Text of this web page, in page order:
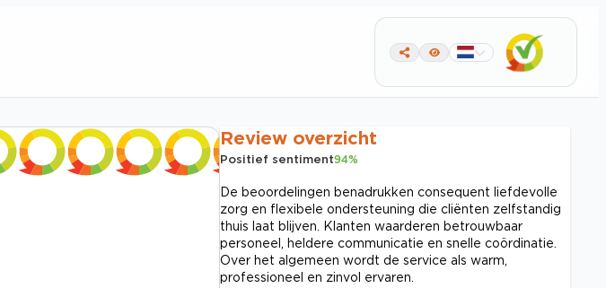
Review overzicht
Positief sentiment94%
De beoordelingen benadrukken consequent liefdevolle
zorg en flexibele ondersteuning die cliënten zelfstandig
thuis laat blijven. Klanten waarderen betrouwbaar
personeel, heldere communicatie en snelle coördinatie.
Over het algemeen wordt de service als warm,
professioneel en zinvol ervaren.